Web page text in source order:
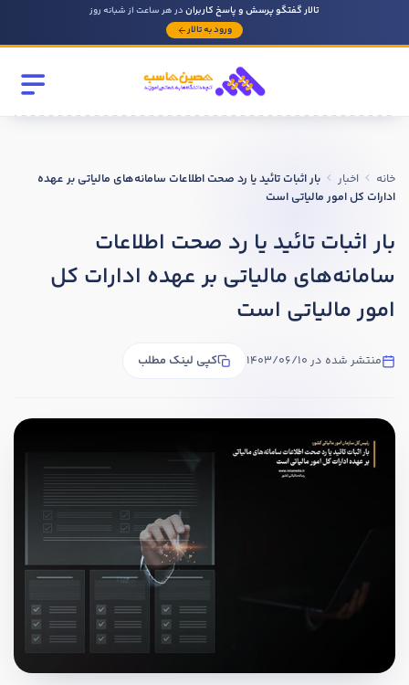
تالار گفتگو پرسش و پاسخ کاربراندر هر ساعت از شبانه روز
ورود به تالار
خانه اخبار
بار اثبات تائید یا رد صحت اطلاعات سامانه‌های مالیاتی بر عهده
ادارات کل امور مالیاتی است
بار اثبات تائید یا رد صحت اطلاعات
سامانه‌های مالیاتی بر عهده ادارات کل
امور مالیاتی است
منتشر شده در 1403/06/10 کپی لینک مطلب
سابقه کار حسابداری
روحیه رهبری دارید ؟
در صورتی که سابقه دارید توضیح مختصر از فعالیتی که در حسابداری
در صورتی که سابقه دارید ، چه مهارت هایی در حسابداری دارید؟
هدف شما از آموزش چیست ؟
ارتقا